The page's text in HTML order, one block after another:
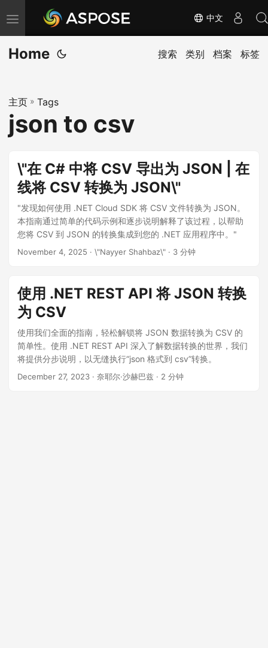
切
换
导
中文
Home 搜索 类别 档案 标签
主页 » Tags
json to csv
\"在 C# 中将 CSV 导出为 JSON | 在
线将 CSV 转换为 JSON\"
"发现如何使用 .NET Cloud SDK 将 CSV 文件转换为 JSON。
本指南通过简单的代码示例和逐步说明解释了该过程，以帮助
您将 CSV 到 JSON 的转换集成到您的 .NET 应用程序中。"
November 4, 2025 · \"Nayyer Shahbaz\" · 3 分钟
使用 .NET REST API 将 JSON 转换
为 CSV
使用我们全面的指南，轻松解锁将 JSON 数据转换为 CSV 的
简单性。使用 .NET REST API 深入了解数据转换的世界，我们
将提供分步说明，以无缝执行“json 格式到 csv”转换。
December 27, 2023 · 奈耶尔·沙赫巴兹 · 2 分钟